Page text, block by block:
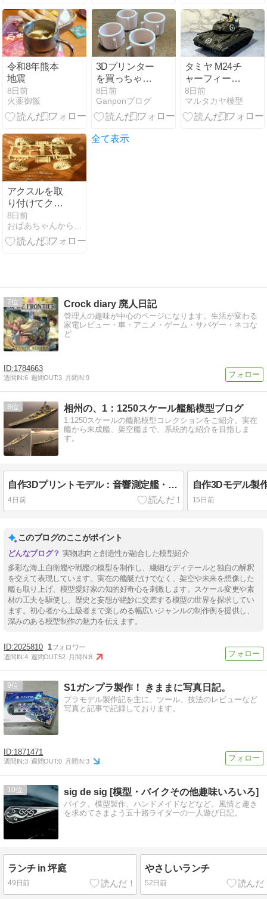
令和8年熊本
地震
8日前
火薬御飯
3Dプリンター
を買っちゃい
ました（6）
DysonSV33ア
ダプタ
8日前
Ganponブログ
タミヤ M24チ
ャーフィー完
成
8日前
マルタカヤ模型
アクスルを取
り付けてクォ
ード・ガント
ラクターが車
らしく！
8日前
おばあちゃんからの贈り物−４９歳で復活したプラモ魂
全て表示
7 Crock diary 廃人日記
管理人の趣味が中心のページになります。生活が変わる
家電レビュー・車・アニメ・ゲーム・サバゲー・ネコな
ど
1784663
週間IN:6 週間OUT:3 月間IN:9
8 相州の、1：1250スケール艦船模型ブログ
1:1250スケールの艦船模型コレクションをご紹介。実在
艦から未成艦、架空艦まで、系統的な紹介を目指しま
す。
自作3Dプリントモデル：音響測定艦・第一水上訓練支援隊を構成する訓練支援艦・多用途支援艦の製作
4日前 15日前
このブログのここがポイント
実物志向と創造性が融合した模型紹介
多彩な海上自衛艦や戦艦の模型を制作し、繊細なディテールと独自の解釈
を交えて表現しています。実在の艦艇だけでなく、架空や未来を想像した
艦も取り上げ、模型愛好家の知的好奇心を刺激します。スケール変更や素
材の工夫を駆使し、歴史と妄想が絶妙に交差する模型の世界を探求してい
ます。初心者から上級者まで楽しめる幅広いジャンルの制作例を提供し、
深みのある模型制作の魅力を伝えます。
2025810 1
週間IN:4 週間OUT:52 月間IN:8
9 S1ガンプラ製作！ きままに写真日記。
プラモデル製作記を主に、ツール、技法のレビューなど
写真と記事で記録しております。
1871471
週間IN:3 週間OUT:0 月間IN:3
10 sig de sig [模型・バイクその他趣味いろいろ]
バイク、模型製作、ハンドメイドなどなど。風情と趣き
を求めてさまよう五十路ライダーの一人遊び日記。
ランチ in 坪庭
49日前
やさしいランチ
52日前